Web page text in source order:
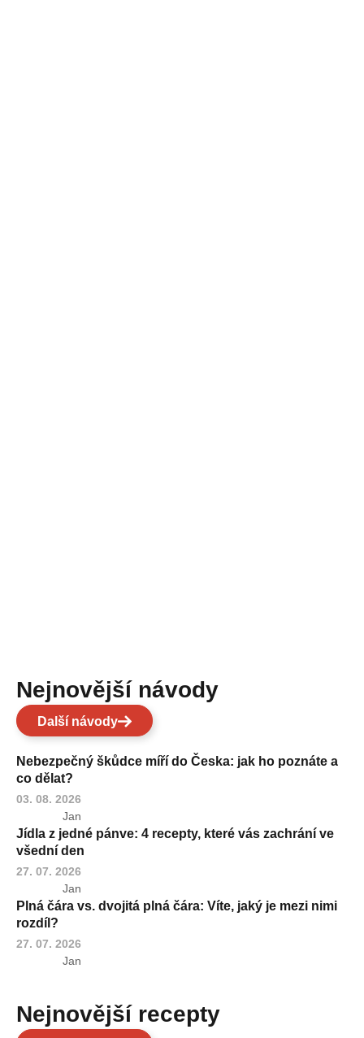
Nejnovější návody
Další návody
Nebezpečný škůdce míří do Česka: jak ho poznáte a
co dělat?
03. 08. 2026
Jan
Jídla z jedné pánve: 4 recepty, které vás zachrání ve
všední den
27. 07. 2026
Jan
Plná čára vs. dvojitá plná čára: Víte, jaký je mezi nimi
rozdíl?
27. 07. 2026
Jan
Nejnovější recepty